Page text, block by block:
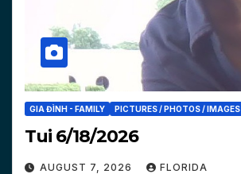
GIA ĐÌNH - FAMILY PICTURES / PHOTOS / IMAGES
Tui 6/18/2026
AUGUST 7, 2026 FLORIDA